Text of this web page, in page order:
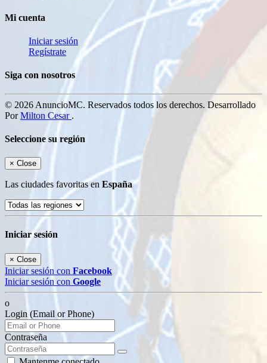
Mi cuenta
Iniciar sesión
Regístrate
Siga con nosotros
© 2026 AnuncioMC. Reservados todos los derechos. Desarrollado
PorMilton Cesar .
Seleccione su región
× Close
Las ciudades favoritas en España
Iniciar sesión
× Close
Iniciar sesión con Facebook
Iniciar sesión con Google
o
Login (Email or Phone)
Contraseña